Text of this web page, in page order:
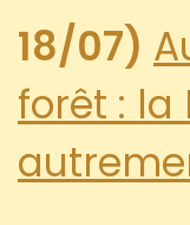
18/07)
forêt : la